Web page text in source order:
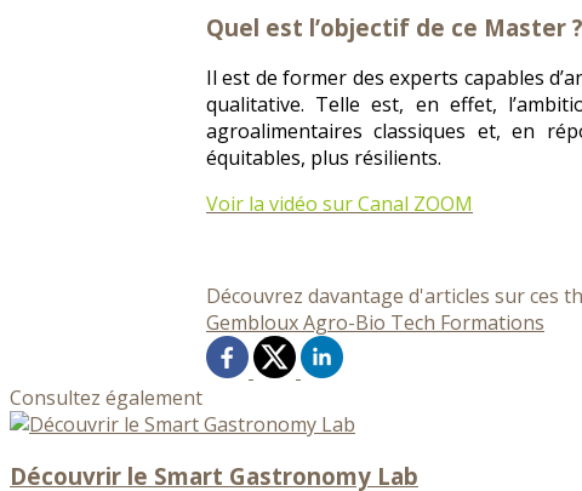
Quel est l’objectif de ce Master ?
Il est de former des experts capables
qualitative. Telle est, en effet,
agroalimentaires classiques et, en
équitables, plus résilients.
Voir la vidéo sur Canal ZOOM
Découvrez davantage d'articles sur ces
Gembloux Agro-Bio Tech Formations
Consultez également
Découvrir le Smart Gastronomy Lab